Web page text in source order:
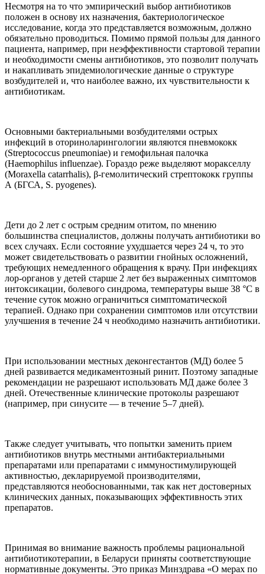
Несмотря на то что эмпирический выбор антибиотиков
положен в основу их назначения, бактериологическое
исследование, когда это представляется возможным, должно
обязательно проводиться. Помимо прямой пользы для данного
пациента, например, при неэффективности стартовой терапии
и необходимости смены антибиотиков, это позволит получать
и накапливать эпидемиологические данные о структуре
возбудителей и, что наиболее важно, их чувствительности к
антибиотикам.
Основными бактериальными возбудителями острых
инфекций в оториноларингологии являются пневмококк
(Streptococcus pneumoniae) и гемофильная палочка
(Haemophilus influenzae). Гораздо реже выделяют моракселлу
(Мoraxella catarrhalis), β-гемолитический стрептококк группы
А (БГСА, S. pyogenes).
Дети до 2 лет с острым средним отитом, по мнению
большинства специалистов, должны получать антибиотики во
всех случаях. Если состояние ухудшается через 24 ч, то это
может свидетельствовать о развитии гнойных осложнений,
требующих немедленного обращения к врачу. При инфекциях
лор-органов у детей старше 2 лет без выраженных симптомов
интоксикации, болевого синдрома, температуры выше 38 °С в
течение суток можно ограничиться симптоматической
терапией. Однако при сохранении симптомов или отсутствии
улучшения в течение 24 ч необходимо назначить антибиотики.
При использовании местных деконгестантов (МД) более 5
дней развивается медикаментозный ринит. Поэтому западные
рекомендации не разрешают использовать МД даже более 3
дней. Отечественные клинические протоколы разрешают
(например, при синусите — в течение 5–7 дней).
Также следует учитывать, что попытки заменить прием
антибиотиков внутрь местными антибактериальными
препаратами или препаратами с иммуностимулирующей
активностью, декларируемой производителями,
представляются необоснованными, так как нет достоверных
клинических данных, показывающих эффективность этих
препаратов.
Принимая во внимание важность проблемы рациональной
антибиотикотерапии, в Беларуси приняты соответствующие
нормативные документы. Это приказ Минздрава «О мерах по